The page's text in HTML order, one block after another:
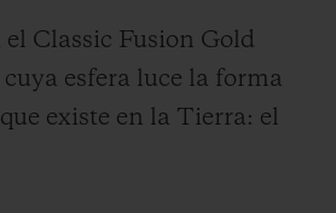
Classic Fusion Gold
esfera luce la forma
existe en la Tierra: el